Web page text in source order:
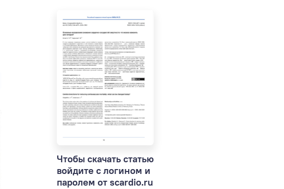
Чтобы скачать статью
войдите с логином и
паролем от scardio.ru